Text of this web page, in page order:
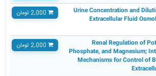
Urine Concentration and
Extracellular Fluid
Renal Regulation of
Phosphate, and Magnesium;
Mechanisms for Control of